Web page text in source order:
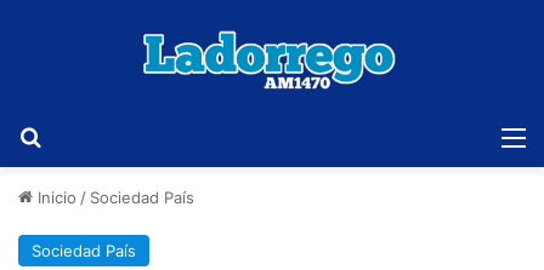
Inicio / Sociedad País
Sociedad País